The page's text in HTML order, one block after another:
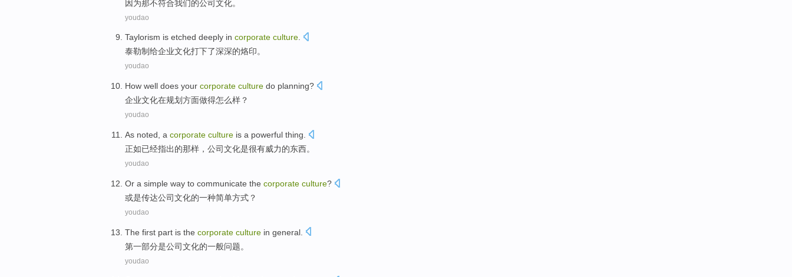
因为那不符合我们的公司 文化。
youdao
Taylorism is etched deeply in corporate culture.
泰勒制给企业文化打下了深深的烙印。
youdao
How well does your corporate culture do planning?
企业文化在规划方面做得怎么样？
youdao
As noted , a corporate culture is a powerful thing
正如已经指出的那样， 公司文化是很有威力的东西。
youdao
Or a simple way to communicate the corporate culture?
或是传达公司文化的一种简单方式 ？
youdao
The first part is the corporate culture in general
第一部分是公司文化的一般问题。
youdao